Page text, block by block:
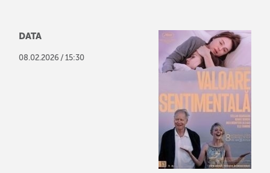
DATA
08.02.2026 / 15:30